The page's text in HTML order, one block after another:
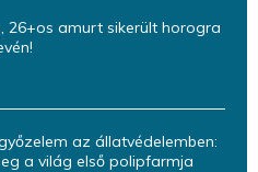
26+os amurt sikerült horogra
az állatvédelemben:
a világ első polipfarmja